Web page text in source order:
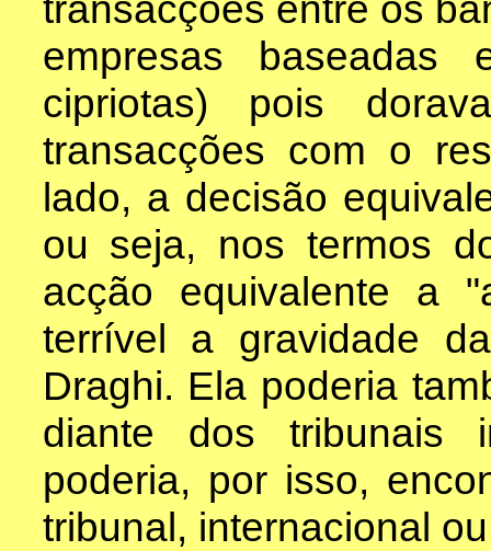
empresas
cipriotas) pois
transacções com o
lado, a decisão
ou seja, nos termos
acção equivalente a
terrível a gravidade
Draghi. Ela poderia
diante dos tribunais
poderia, por isso,
tribunal, internacional